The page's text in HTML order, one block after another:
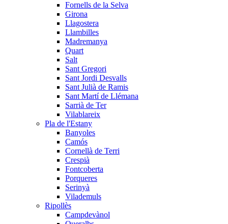
Fornells de la Selva
Girona
Llagostera
Llambilles
Madremanya
Quart
Salt
Sant Gregori
Sant Jordi Desvalls
Sant Julià de Ramis
Sant Martí de Llémana
Sarrià de Ter
Vilablareix
Pla de l'Estany
Banyoles
Camós
Cornellà de Terri
Crespià
Fontcoberta
Porqueres
Serinyà
Vilademuls
Ripollès
Campdevànol